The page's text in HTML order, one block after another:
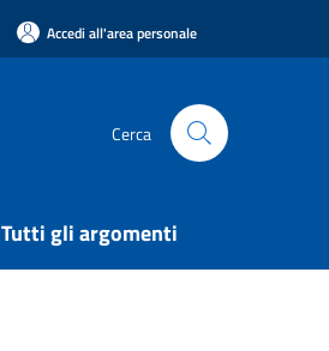
Accedi all'area personale
Cerca
Tutti gli argomenti